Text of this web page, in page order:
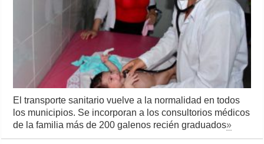
El transporte sanitario vuelve a la normalidad en todos
los municipios. Se incorporan a los consultorios médicos
de la familia más de 200 galenos recién graduados»